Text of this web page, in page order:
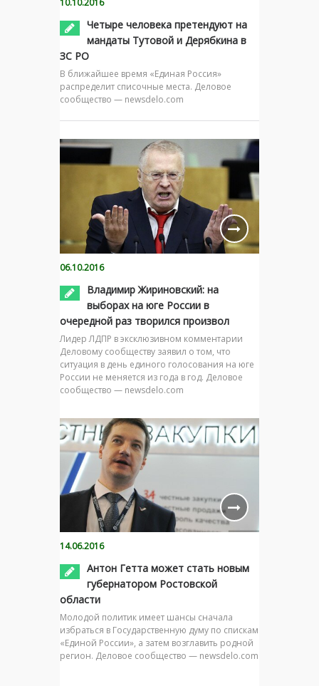
Четыре человека претендуют на
мандаты Тутовой и Дерябкина в
ЗС РО
В ближайшее время «Единая Россия»
распределит списочные места. Деловое
сообщество — newsdelo.com
06.10.2016
Владимир Жириновский: на
выборах на юге России в
очередной раз творился произвол
Лидер ЛДПР в эксклюзивном комментарии
Деловому сообществу заявил о том, что
ситуация в день единого голосования на юге
России не меняется из года в год. Деловое
сообщество — newsdelo.com
14.06.2016
Антон Гетта может стать новым
губернатором Ростовской
области
Молодой политик имеет шансы сначала
избраться в Государственную думу по спискам
«Единой России», а затем возглавить родной
регион. Деловое сообщество — newsdelo.com